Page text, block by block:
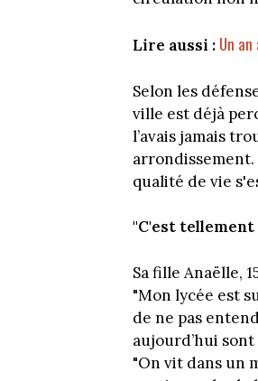
Lire aussi : Un
Selon les
ville est déjà
l’avais jamais
qualité de vie
"C'est tellement
Sa fille Anaëlle,
"Mon lycée est
de ne pas
aujourd’hui
"On vit dans un